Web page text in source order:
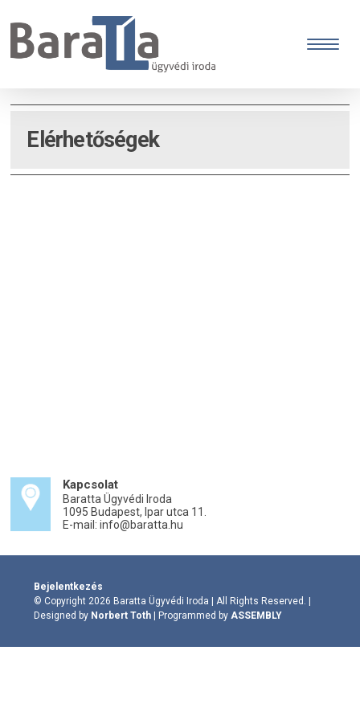
Elérhetőségek
Kapcsolat
Baratta Ügyvédi Iroda
1095 Budapest, Ipar utca 11.
E-mail: info@baratta.hu
Bejelentkezés
© Copyright 2026 Baratta Ügyvédi Iroda | All Rights Reserved. |
Designed by Norbert Toth| Programmed by ASSEMBLY